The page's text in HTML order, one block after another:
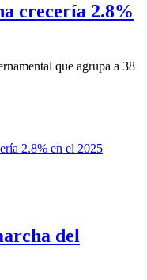
crecería 2.8%
que agrupa a 38
del